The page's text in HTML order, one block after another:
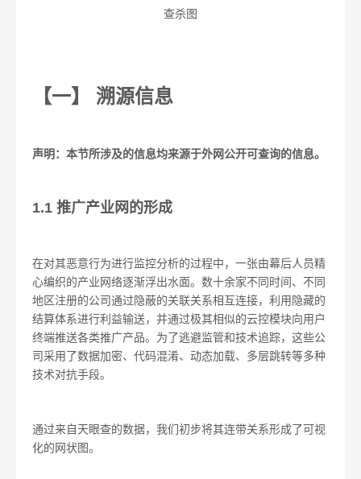
查杀图
【一】 溯源信息
声明：本节所涉及的信息均来源于外网公开可查询的信息。
1.1 推广产业网的形成
在对其恶意行为进行监控分析的过程中，一张由幕后人员精
心编织的产业网络逐渐浮出水面。数十余家不同时间、不同
地区注册的公司通过隐蔽的关联关系相互连接，利用隐藏的
结算体系进行利益输送，并通过极其相似的云控模块向用户
终端推送各类推广产品。为了逃避监管和技术追踪，这些公
司采用了数据加密、代码混淆、动态加载、多层跳转等多种
技术对抗手段。
通过来自天眼查的数据，我们初步将其连带关系形成了可视
化的网状图。